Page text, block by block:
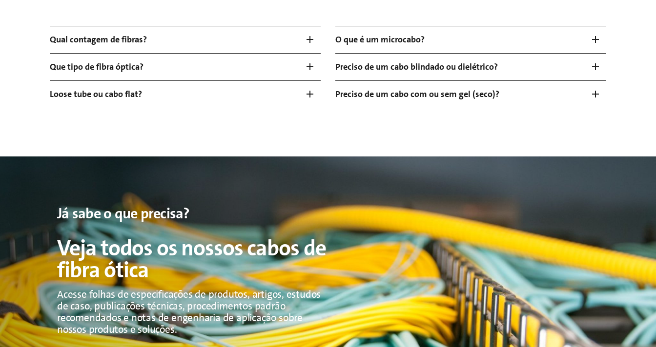
Qual contagem de fibras?
Que tipo de fibra óptica?
Loose tube ou cabo flat?
O que é um microcabo?
Preciso de um cabo blindado ou dielétrico?
Preciso de um cabo com ou sem gel (seco)?
Já sabe o que precisa?
Veja todos os nossos cabos de
fibra ótica
Acesse folhas de especificações de produtos, artigos, estudos
de caso, publicações técnicas, procedimentos padrão
recomendados e notas de engenharia de aplicação sobre
nossos produtos e soluções.